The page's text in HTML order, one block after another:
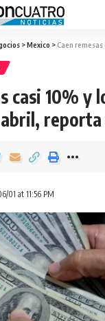
>Mexico >Caen remesas casi 10% y
casi 10% y
abril,
01 at 11:56 PM